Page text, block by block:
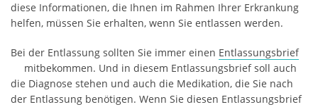
diese Informationen, die Ihnen im Rahmen Ihrer Erkrankung
helfen, müssen Sie erhalten, wenn Sie entlassen werden.
Bei der Entlassung sollten Sie immer einen Entlassungsbrief
mitbekommen. Und in diesem Entlassungsbrief soll auch
die Diagnose stehen und auch die Medikation, die Sie nach
der Entlassung benötigen. Wenn Sie diesen Entlassungsbrief